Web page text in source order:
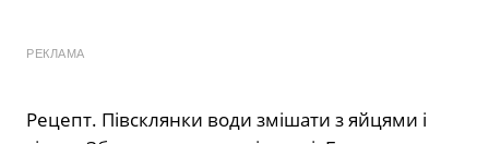
РЕКЛАМА
Рецепт. Півсклянки води змішати з яйцями і